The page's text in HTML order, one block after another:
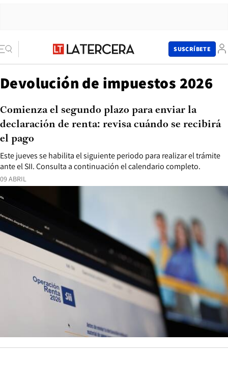
SUSCRÍBETE
Devolución de impuestos 2026
09 ABRIL
Este jueves se habilita el siguiente periodo para realizar el trámite
ante el SII. Consulta a continuación el calendario completo.
Comienza el segundo plazo para enviar la
declaración de renta: revisa cuándo se recibirá
el pago